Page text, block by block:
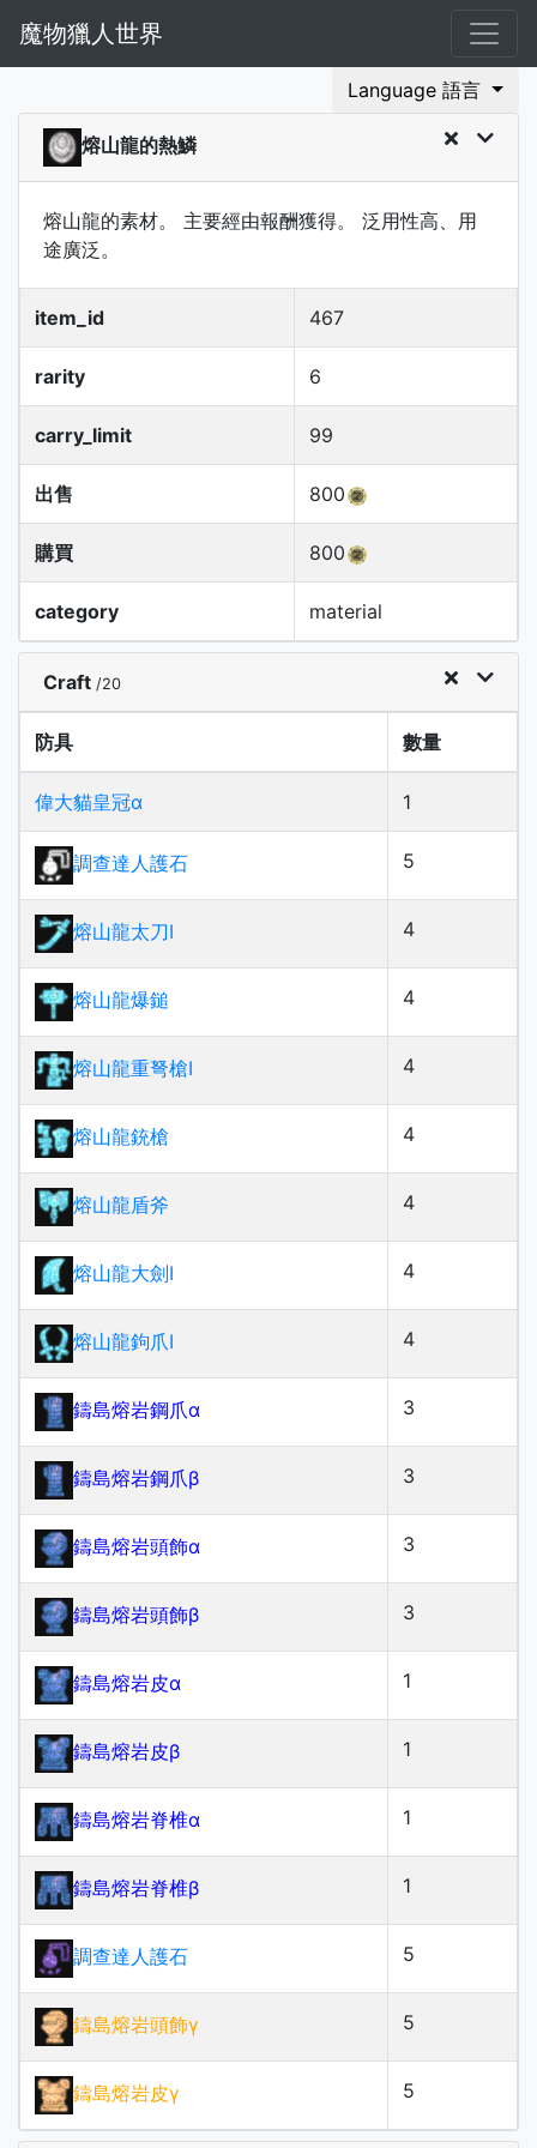
魔物獵人世界
Language 語言
熔山龍的熱鱗
熔山龍的素材。 主要經由報酬獲得。 泛用性高、用
途廣泛。
item_id 467
rarity 6
carry_limit 99
出售 800
購買 800
category material
Craft /20
防具 數量
偉大貓皇冠α 1
調查達人護石 5
熔山龍太刀Ⅰ 4
熔山龍爆鎚 4
熔山龍重弩槍Ⅰ 4
熔山龍銃槍 4
熔山龍盾斧 4
熔山龍大劍Ⅰ 4
熔山龍鉤爪Ⅰ 4
鑄島熔岩鋼爪α 3
鑄島熔岩鋼爪β 3
鑄島熔岩頭飾α 3
鑄島熔岩頭飾β 3
鑄島熔岩皮α 1
鑄島熔岩皮β 1
鑄島熔岩脊椎α 1
鑄島熔岩脊椎β 1
調查達人護石 5
鑄島熔岩頭飾γ 5
鑄島熔岩皮γ 5